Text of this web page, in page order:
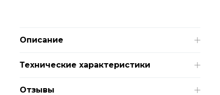
Описание
Технические характеристики
Отзывы